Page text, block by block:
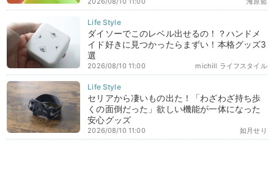
ダイソーでこのレベル出せるの！？ハンドメ
イド好きに見つかったらまずい！本格グッズ3
選
michill ライフスタイル
2026/08/10 11:00
セリアから凄いもの出た！「わざわざ持ち歩
くの面倒だった」欲しい機能が一体になった
安心グッズ
如月せり
2026/08/10 11:00